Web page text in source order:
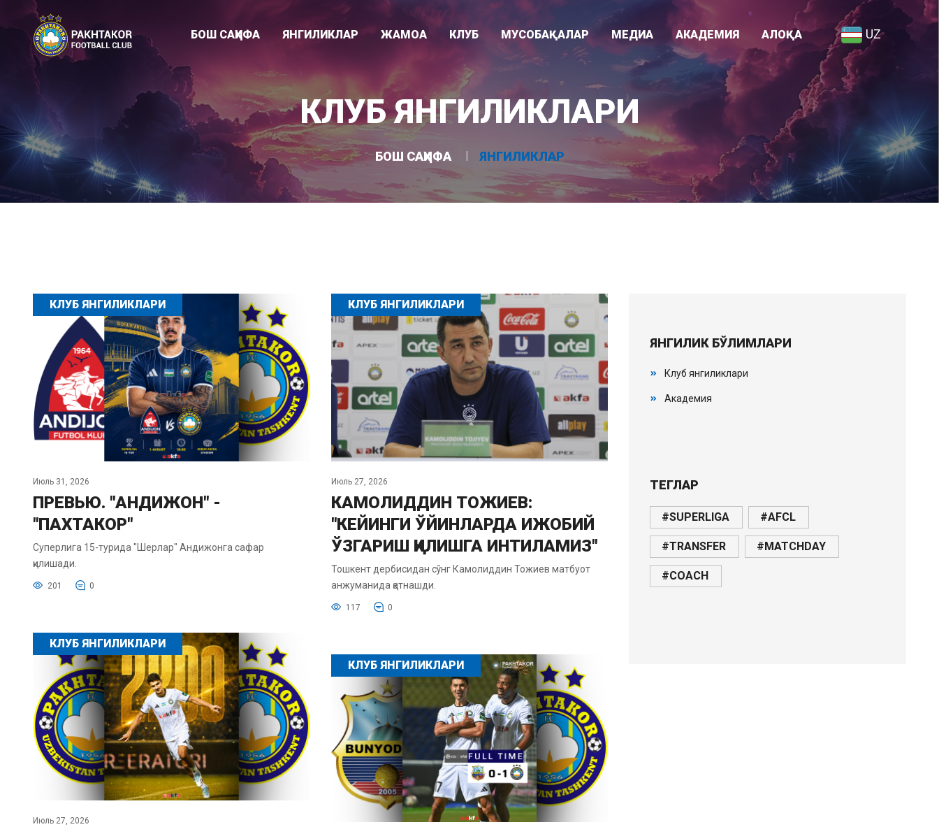
БОШ САҲИФА ЯНГИЛИКЛАР
Клуб янгиликлари
"ПАХТАКОР-79"
Академия
ЖАМОА
Раҳбарият
Мураббийлар
Асосий жамоа
КЛУБ
Клуб тарихи
Клуб ҳақида
Стадион
МУСОБАҚАЛАР
Суперлига
Ўзбекистон кубоги
U-21 лигаси
МЕДИА
Видео
Фотогалерея
АКАДЕМИЯ
Академия ҳақида
АЛОҚА UZ
КЛУБ ЯНГИЛИКЛАРИ
БОШ САҲИФА ЯНГИЛИКЛАР
КЛУБ ЯНГИЛИКЛАРИ
Июль 31, 2026
ПРЕВЬЮ. "АНДИЖОН" -
"ПАХТАКОР"
Суперлига 15-турида "Шерлар" Андижонга сафар
қилишади.
201 0
КЛУБ ЯНГИЛИКЛАРИ
Июль 27, 2026
КАМОЛИДДИН ТОЖИЕВ:
"КЕЙИНГИ ЎЙИНЛАРДА ИЖОБИЙ
ЎЗГАРИШ ҚИЛИШГА ИНТИЛАМИЗ"
Тошкент дербисидан сўнг Камолиддин Тожиев матбуот
анжуманида қатнашди.
117 0
КЛУБ ЯНГИЛИКЛАРИ
Июль 27, 2026
КЛУБ ЯНГИЛИКЛАРИ
ЯНГИЛИК БЎЛИМЛАРИ
Клуб янгиликлари
Академия
ТЕГЛАР
#SUPERLIGA #AFCL
#TRANSFER #MATCHDAY
#COACH